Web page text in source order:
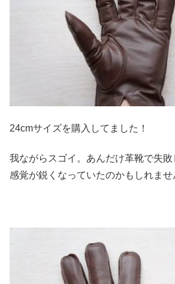
24cmサイズを購入してました！
我ながらスゴイ。あんだけ革靴で失
感覚が鋭くなっていたのかもしれませ